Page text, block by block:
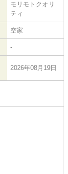
モリモトクオリ
ティ
空家
-
2026年08月19日